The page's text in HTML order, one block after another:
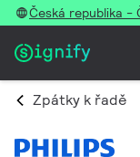
Česká republika -
Zpátky k řadě